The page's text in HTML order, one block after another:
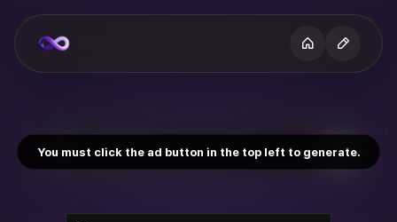
You must click the ad button in the top left to generate.